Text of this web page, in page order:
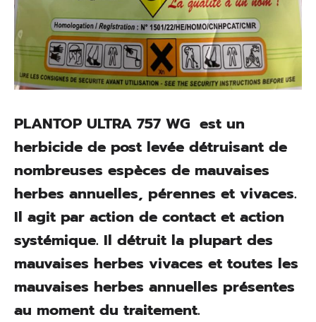
PLANTOP ULTRA 757 WG est un
herbicide de post levée détruisant de
nombreuses espèces de mauvaises
herbes annuelles, pérennes et vivaces.
Il agit par action de contact et action
systémique. Il détruit la plupart des
mauvaises herbes vivaces et toutes les
mauvaises herbes annuelles présentes
au moment du traitement.